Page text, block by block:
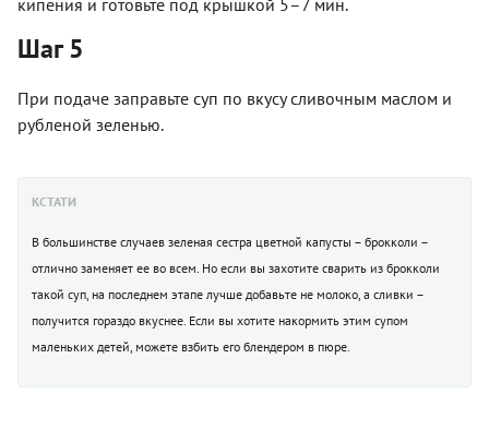
Шаг 5
При подаче заправьте суп по вкусу сливочным маслом и
рубленой зеленью.
КСТАТИ
В большинстве случаев зеленая сестра цветной капусты – брокколи –
отлично заменяет ее во всем. Но если вы захотите сварить из брокколи
такой суп, на последнем этапе лучше добавьте не молоко, а сливки –
получится гораздо вкуснее. Если вы хотите накормить этим супом
маленьких детей, можете взбить его блендером в пюре.